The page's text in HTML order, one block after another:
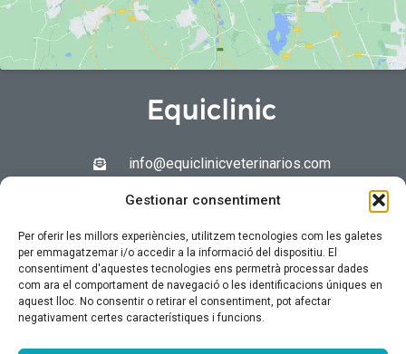
Gestionar consentiment
Per oferir les millors experiències, utilitzem tecnologies com les galetes
per emmagatzemar i/o accedir a la informació del dispositiu. El
consentiment d'aquestes tecnologies ens permetrà processar dades
com ara el comportament de navegació o les identificacions úniques en
aquest lloc. No consentir o retirar el consentiment, pot afectar
negativament certes característiques i funcions.
info@equiclinicveterinarios.com
Navegació
Inici
Equins
Mascotes